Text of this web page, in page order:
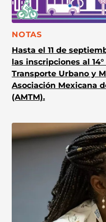
CATEGORÍA:
NOTAS
Hasta el 11 de
las inscripciones al
Transporte Urbano y
Asociación Mexicana
(AMTM).